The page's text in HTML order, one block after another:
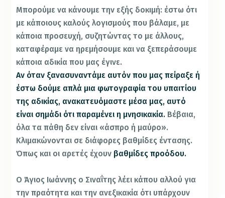
Μπορούμε να κάνουμε την εξής δοκιμή: έστω ότι
με κάποιους καλούς λογισμούς που βάλαμε, με
κάποια προσευχή, συζητώντας το με άλλους,
καταφέραμε να ηρεμήσουμε και να ξεπεράσουμε
κάποια αδικία που μας έγινε.
Αν όταν ξανασυναντάμε αυτόν που μας πείραξε ή
έστω δούμε απλά μια φωτογραφία του υπαιτίου
της αδικίας, ανακατευόμαστε μέσα μας, αυτό
είναι σημάδι ότι παραμένει η μνησικακία. Βέβαια,
όλα τα πάθη δεν είναι «άσπρο ή μαύρο».
Κλιμακώνονται σε διάφορες βαθμίδες έντασης.
Όπως και οι αρετές έχουν βαθμίδες προόδου.
Ο Άγιος Ιωάννης ο Σιναΐτης λέει κάπου αλλού για
την πραότητα και την ανεξικακία ότι υπάρχουν